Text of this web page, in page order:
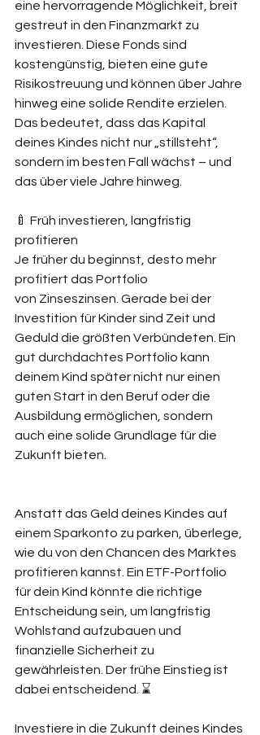
eine hervorragende Möglichkeit, breit
gestreut in den Finanzmarkt zu
investieren. Diese Fonds sind
kostengünstig, bieten eine gute
Risikostreuung und können über Jahre
hinweg eine solide Rendite erzielen.
Das bedeutet, dass das Kapital
deines Kindes nicht nur „stillsteht“,
sondern im besten Fall wächst – und
das über viele Jahre hinweg.
🍼 Früh investieren, langfristig
profitieren
Je früher du beginnst, desto mehr
profitiert das Portfolio
von Zinseszinsen. Gerade bei der
Investition für Kinder sind Zeit und
Geduld die größten Verbündeten. Ein
gut durchdachtes Portfolio kann
deinem Kind später nicht nur einen
guten Start in den Beruf oder die
Ausbildung ermöglichen, sondern
auch eine solide Grundlage für die
Zukunft bieten.
Anstatt das Geld deines Kindes auf
einem Sparkonto zu parken, überlege,
wie du von den Chancen des Marktes
profitieren kannst. Ein ETF-Portfolio
für dein Kind könnte die richtige
Entscheidung sein, um langfristig
Wohlstand aufzubauen und
finanzielle Sicherheit zu
gewährleisten. Der frühe Einstieg ist
dabei entscheidend. ⌛
Investiere in die Zukunft deines Kindes